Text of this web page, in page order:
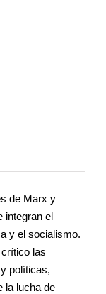
de Marx y
integran el
y el socialismo.
las
políticas,
la lucha de